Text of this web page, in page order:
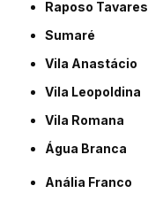
Raposo Tavares
Sumaré
Vila Anastácio
Vila Leopoldina
Vila Romana
Água Branca
Anália Franco